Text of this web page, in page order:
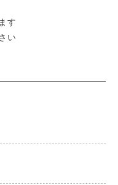
す
い